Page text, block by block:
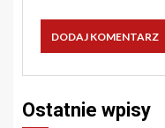
Ostatnie wpisy